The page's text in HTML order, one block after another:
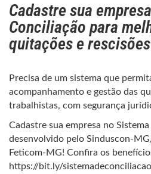
Cadastre sua
Conciliação para
quitações e
Precisa de um sistema que
acompanhamento e gestão das
trabalhistas, com segurança
Cadastre sua empresa no
desenvolvido pelo Sinduscon-
Feticom-MG! Confira os
https://bit.ly/